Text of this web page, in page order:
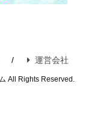
運営会社
All Rights Reserved.